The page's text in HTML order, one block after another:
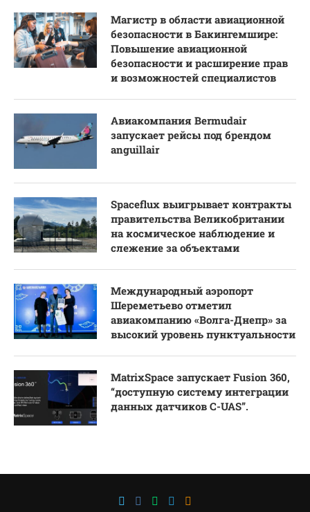
Магистр в области авиационной
безопасности в Бакингемшире:
Повышение авиационной
безопасности и расширение прав
и возможностей специалистов
Авиакомпания Bermudair
запускает рейсы под брендом
anguillair
Spaceflux выигрывает контракты
правительства Великобритании
на космическое наблюдение и
слежение за объектами
Международный аэропорт
Шереметьево отметил
авиакомпанию «Волга-Днепр» за
высокий уровень пунктуальности
MatrixSpace запускает Fusion 360,
“доступную систему интеграции
данных датчиков C-UAS”.